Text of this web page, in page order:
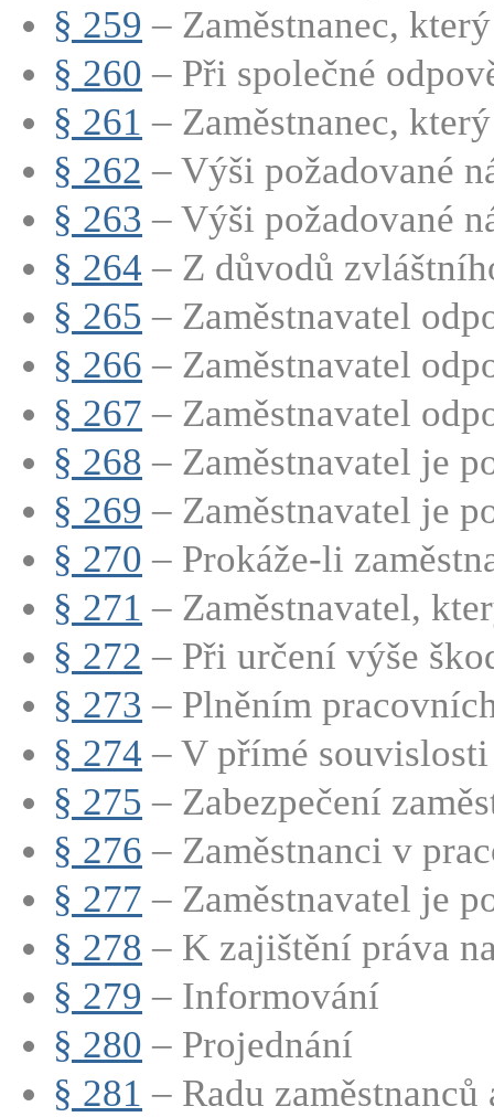
§ 259 – Zaměstnanec,
§ 260 – Při společné
§ 261 – Zaměstnanec,
§ 262 – Výši požadované
§ 263 – Výši požadované
§ 264 – Z důvodů
§ 265 – Zaměstnavatel
§ 266 – Zaměstnavatel
§ 267 – Zaměstnavatel
§ 268 – Zaměstnavatel je
§ 269 – Zaměstnavatel je
§ 270 – Prokáže-li
§ 271 – Zaměstnavatel,
§ 272 – Při určení výše
§ 273 – Plněním
§ 274 – V přímé
§ 275 – Zabezpečení
§ 276 – Zaměstnanci v
§ 277 – Zaměstnavatel je
§ 278 – K zajištění práva
§ 279 – Informování
§ 280 – Projednání
§ 281 – Radu zaměstnanců